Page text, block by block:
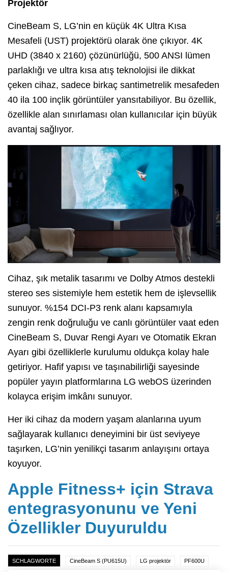
Projektör
CineBeam S, LG’nin en küçük 4K Ultra Kısa
Mesafeli (UST) projektörü olarak öne çıkıyor. 4K
UHD (3840 x 2160) çözünürlüğü, 500 ANSI lümen
parlaklığı ve ultra kısa atış teknolojisi ile dikkat
çeken cihaz, sadece birkaç santimetrelik mesafeden
40 ila 100 inçlik görüntüler yansıtabiliyor. Bu özellik,
özellikle alan sınırlaması olan kullanıcılar için büyük
avantaj sağlıyor.
Cihaz, şık metalik tasarımı ve Dolby Atmos destekli
stereo ses sistemiyle hem estetik hem de işlevsellik
sunuyor. %154 DCI-P3 renk alanı kapsamıyla
zengin renk doğruluğu ve canlı görüntüler vaat eden
CineBeam S, Duvar Rengi Ayarı ve Otomatik Ekran
Ayarı gibi özelliklerle kurulumu oldukça kolay hale
getiriyor. Hafif yapısı ve taşınabilirliği sayesinde
popüler yayın platformlarına LG webOS üzerinden
kolayca erişim imkânı sunuyor.
Her iki cihaz da modern yaşam alanlarına uyum
sağlayarak kullanıcı deneyimini bir üst seviyeye
taşırken, LG’nin yenilikçi tasarım anlayışını ortaya
koyuyor.
Apple Fitness+ için Strava
entegrasyonunu ve Yeni
Özellikler Duyuruldu
SCHLAGWORTE CineBeam S (PU615U) LG projektör PF600U